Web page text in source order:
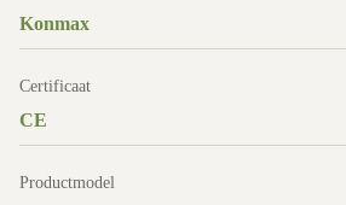
Konmax
Certificaat
CE
Productmodel